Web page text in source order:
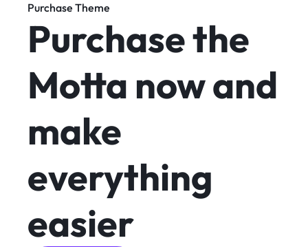
Purchase Theme
Purchase the
Motta now and
make
everything
easier